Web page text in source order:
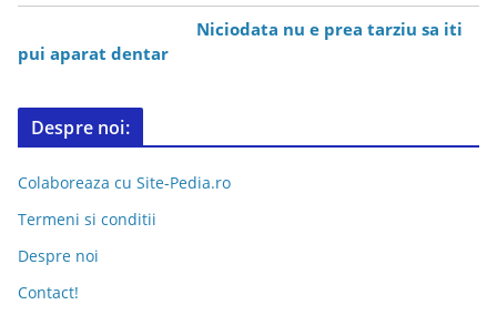
Niciodata nu e prea tarziu sa iti
pui aparat dentar
Despre noi:
Colaboreaza cu Site-Pedia.ro
Termeni si conditii
Despre noi
Contact!